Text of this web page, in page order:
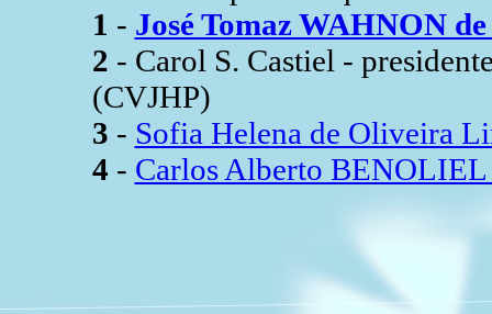
1 - José Tomaz WAHNON
2 - Carol S. Castiel -
(CVJHP)
3 - Sofia Helena de Oliveira
4 - Carlos Alberto BENOLIEL